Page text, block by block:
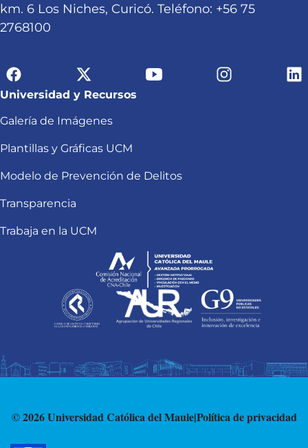
km. 6 Los Niches, Curicó. Teléfono: +56 75
2768100
Universidad y Recursos
Galería de Imágenes
Plantillas y Gráficas UCM
Modelo de Prevención de Delitos
Transparencia
Trabaja en la UCM
© 2026 Universidad Católica del Maule|Política de privacidad